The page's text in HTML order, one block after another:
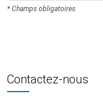
* Champs obligatoires
Contactez-nous